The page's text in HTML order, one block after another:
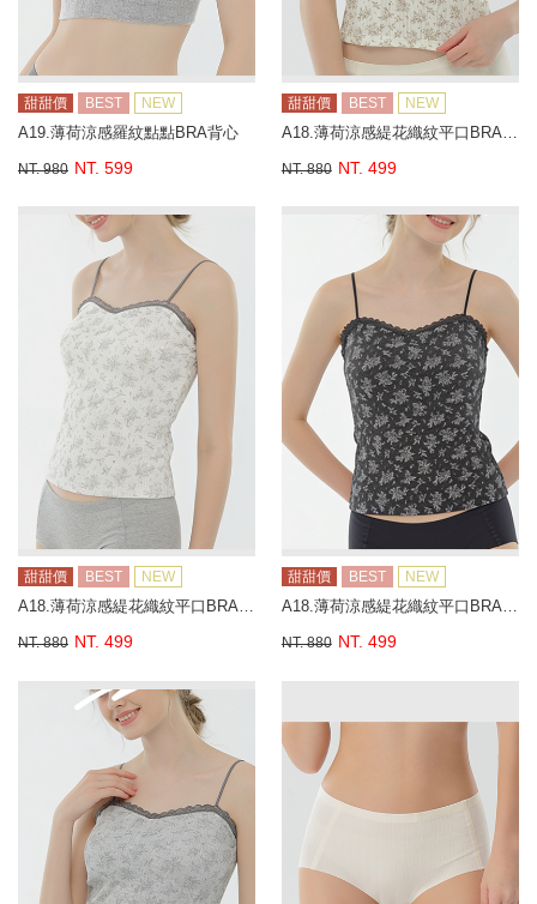
甜甜價 BEST NEW
A19.薄荷涼感羅紋點點BRA背心
NT. 980 NT. 599
甜甜價 BEST NEW
NT. 880 NT. 499
甜甜價 BEST NEW
A18.薄荷涼感緹花織紋平口BRA背心
NT. 880 NT. 499
甜甜價 BEST NEW
A18.薄荷涼感緹花織紋平口BRA背心
NT. 880 NT. 499